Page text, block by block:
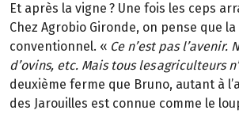
Et après la vigne ? Une fois les ceps
Chez Agrobio Gironde, on pense que
conventionnel. « Ce n’est pas
d’ovins, etc. Mais tous lesagriculteurs
deuxième ferme que Bruno, autant à
des Jarouilles est connue comme le